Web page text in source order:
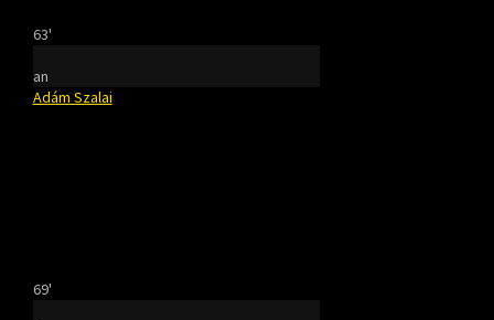
63'
an
Adám Szalai
69'